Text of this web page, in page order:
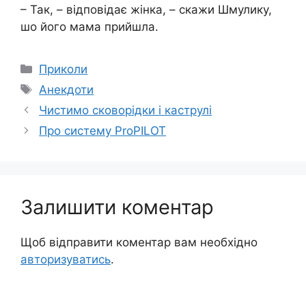
– Так, – відповідає жінка, – скажи Шмулику,
шо його мама прийшла.
Категорії
Приколи
Позначки
Анекдоти
Чистимо сковорідки і каструлі
Про систему ProPILOT
Залишити коментар
Щоб відправити коментар вам необхідно
авторизуватись.